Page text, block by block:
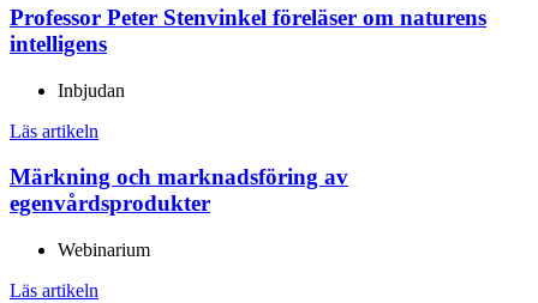
Professor Peter Stenvinkel föreläser om naturens
intelligens
Inbjudan
Läs artikeln
Märkning och marknadsföring av
egenvårdsprodukter
Webinarium
Läs artikeln